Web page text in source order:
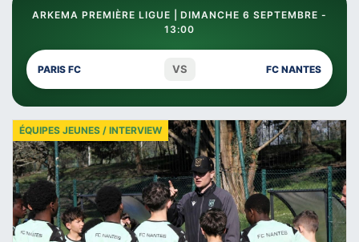
ARKEMA PREMIÈRE LIGUE | DIMANCHE 6 SEPTEMBRE -
13:00
PARIS FC VS FC NANTES
ÉQUIPES JEUNES / INTERVIEW